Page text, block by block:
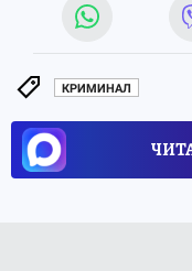
КРИМИНАЛ